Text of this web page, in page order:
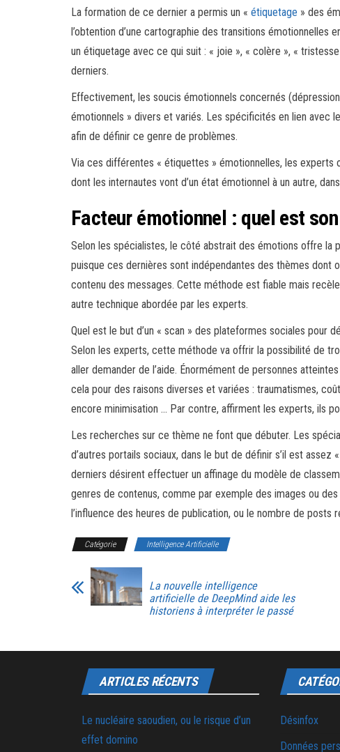
La formation de ce dernier a permis un « étiquetage » des
l’obtention d’une cartographie des transitions émotionnelles
un étiquetage avec ce qui suit : « joie », « colère », «
derniers.
Effectivement, les soucis émotionnels concernés
émotionnels » divers et variés. Les spécificités en lien avec
afin de définir ce genre de problèmes.
Via ces différentes « étiquettes » émotionnelles, les experts
dont les internautes vont d’un état émotionnel à un autre,
Facteur émotionnel : quel est
Selon les spécialistes, le côté abstrait des émotions offre la
puisque ces dernières sont indépendantes des thèmes dont
contenu des messages. Cette méthode est fiable mais
autre technique abordée par les experts.
Quel est le but d’un « scan » des plateformes sociales pour
Selon les experts, cette méthode va offrir la possibilité de
aller demander de l’aide. Énormément de personnes
cela pour des raisons diverses et variées : traumatismes,
encore minimisation … Par contre, affirment les experts, ils
Les recherches sur ce thème ne font que débuter. Les
d’autres portails sociaux, dans le but de définir s’il est
derniers désirent effectuer un affinage du modèle de
genres de contenus, comme par exemple des images ou
l’influence des heures de publication, ou le nombre de posts
Catégorie Intelligence Artificielle
La nouvelle intelligence
artificielle de DeepMind aide les
historiens à interpréter le passé
ARTICLES RÉCENTS
Le nucléaire saoudien, ou le risque d’un
effet domino
Désinfox
Données